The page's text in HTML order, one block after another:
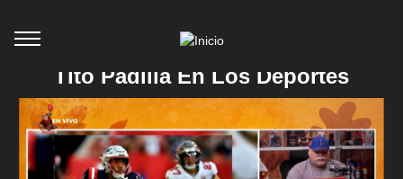
Tito Padilla En Los Deportes